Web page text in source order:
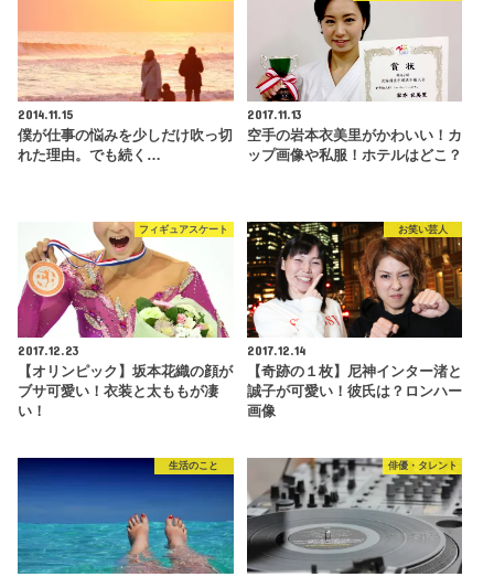
2014.11.15
僕が仕事の悩みを少しだけ吹っ切
れた理由。でも続く…
2017.11.13
空手の岩本衣美里がかわいい！カ
ップ画像や私服！ホテルはどこ？
フィギュアスケート
2017.12.23
【オリンピック】坂本花織の顔が
ブサ可愛い！衣装と太ももが凄
い！
お笑い芸人
2017.12.14
【奇跡の１枚】尼神インター渚と
誠子が可愛い！彼氏は？ロンハー
画像
生活のこと 俳優・タレント